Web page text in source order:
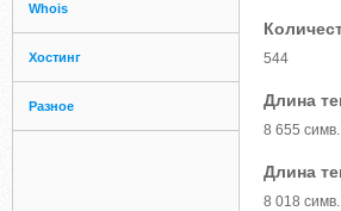
Whois
Хостинг
Разное
544
Длина
8 655 симв.
Длина
8 018 симв.